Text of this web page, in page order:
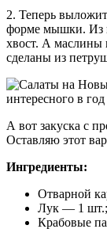
2. Теперь
форме мышки. Из
хвост. А маслины
сделаны из
А вот закуска с
Оставляю этот
Ингредиенты:
Отварной
Лук — 1 шт.;
Крабовые